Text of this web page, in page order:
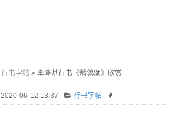
行书字帖 > 李隆基行书《鹡鸰颂》欣赏
2020-06-12 13:37 行书字帖